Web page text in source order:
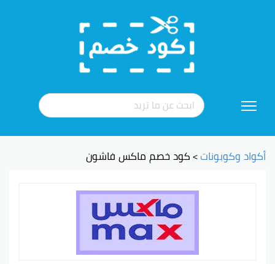
إلى
أكواد وكوبونات>كود خصم ماكس فاشون